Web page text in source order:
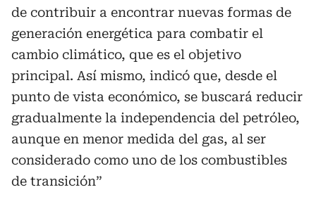
de contribuir a encontrar nuevas formas de
generación energética para combatir el
cambio climático, que es el objetivo
principal. Así mismo, indicó que, desde el
punto de vista económico, se buscará reducir
gradualmente la independencia del petróleo,
aunque en menor medida del gas, al ser
considerado como uno de los combustibles
de transición”